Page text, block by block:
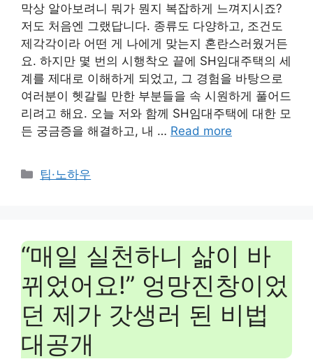
막상 알아보려니 뭐가 뭔지 복잡하게 느껴지시죠?
저도 처음엔 그랬답니다. 종류도 다양하고, 조건도
제각각이라 어떤 게 나에게 맞는지 혼란스러웠거든
요. 하지만 몇 번의 시행착오 끝에 SH임대주택의 세
계를 제대로 이해하게 되었고, 그 경험을 바탕으로
여러분이 헷갈릴 만한 부분들을 속 시원하게 풀어드
리려고 해요. 오늘 저와 함께 SH임대주택에 대한 모
든 궁금증을 해결하고, 내 … Read more
Categories
팁·노하우
“매일 실천하니 삶이 바
뀌었어요!” 엉망진창이었
던 제가 갓생러 된 비법
대공개